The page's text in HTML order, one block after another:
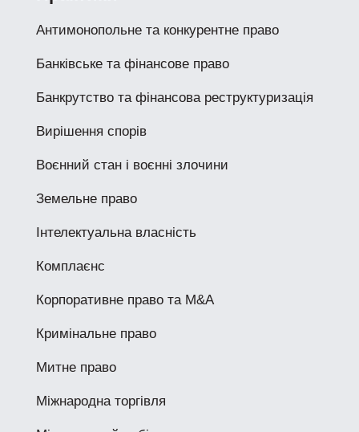
Антимонопольне та конкурентне право
Банківське та фінансове право
Банкрутство та фінансова реструктуризація
Вирішення спорів
Воєнний стан і воєнні злочини
Земельне право
Інтелектуальна власність
Комплаєнс
Корпоративне право та M&A
Кримінальне право
Митне право
Міжнародна торгівля